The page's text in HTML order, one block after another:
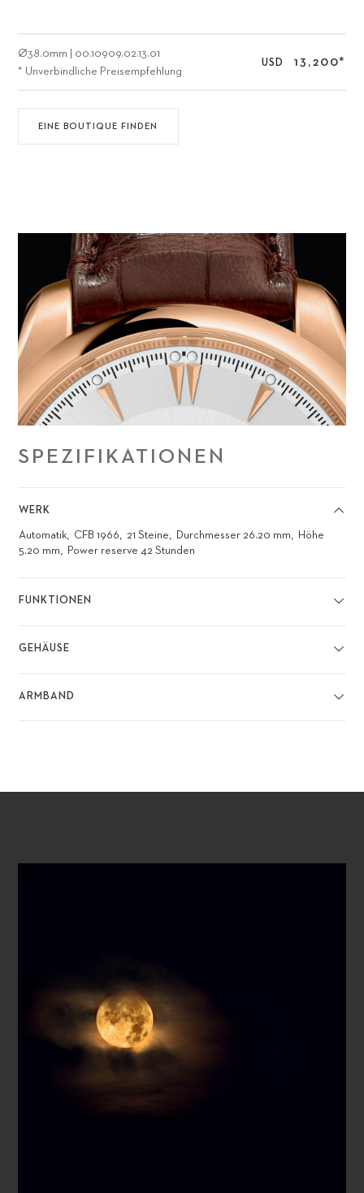
Ø38.0mm
00.10909.02.13.01
* Unverbindliche Preisempfehlung
USD 13,200*
EINE BOUTIQUE FINDEN
SPEZIFIKATIONEN
WERK
Automatik CFB 1966 21 Steine Durchmesser 26.20 mm
Höhe
5.20 mm
Power reserve 42 Stunden
FUNKTIONEN
GEHÄUSE
ARMBAND